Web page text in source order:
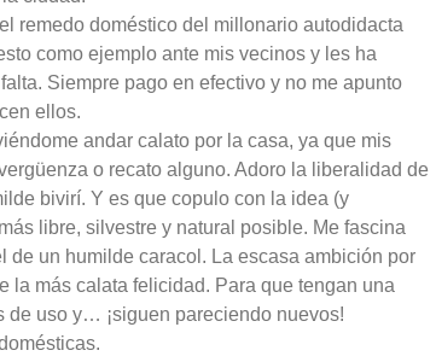
remedo doméstico del millonario autodidacta
como ejemplo ante mis vecinos y les ha
Siempre pago en efectivo y no me apunto
ellos.
andar calato por la casa, ya que mis
o recato alguno. Adoro la liberalidad de
bivirí. Y es que copulo con la idea (y
libre, silvestre y natural posible. Me fascina
un humilde caracol. La escasa ambición por
la más calata felicidad. Para que tengan una
de uso y… ¡siguen pareciendo nuevos!